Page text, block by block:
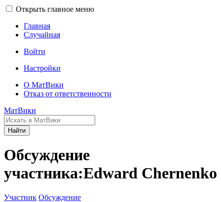
Открыть главное меню
Главная
Случайная
Войти
Настройки
О МатВики
Отказ от ответственности
МатВики
Найти
Обсуждение
участника:Edward Chernenko
Участник Обсуждение